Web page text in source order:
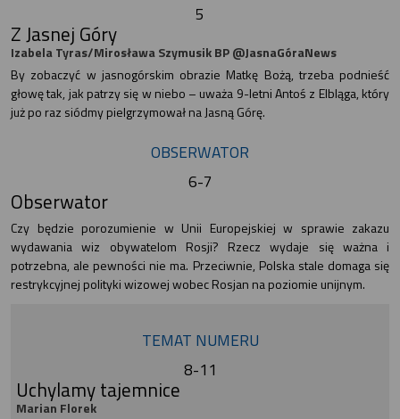
5
Z Jasnej Góry
Izabela Tyras/Mirosława Szymusik BP @JasnaGóraNews
By zobaczyć w jasnogórskim obrazie Matkę Bożą, trzeba podnieść
głowę tak, jak patrzy się w niebo – uważa 9-letni Antoś z Elbląga, który
już po raz siódmy pielgrzymował na Jasną Górę.
OBSERWATOR
6-7
Obserwator
Czy będzie porozumienie w Unii Europejskiej w sprawie zakazu
wydawania wiz obywatelom Rosji? Rzecz wydaje się ważna i
potrzebna, ale pewności nie ma. Przeciwnie, Polska stale domaga się
restrykcyjnej polityki wizowej wobec Rosjan na poziomie unijnym.
TEMAT NUMERU
8-11
Uchylamy tajemnice
Marian Florek